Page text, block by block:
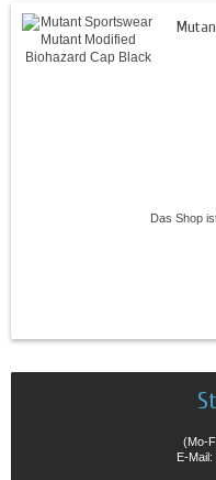
Das Shop
(Mo-
E-